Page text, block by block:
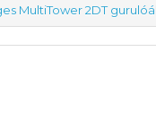
MultiTower 2DT